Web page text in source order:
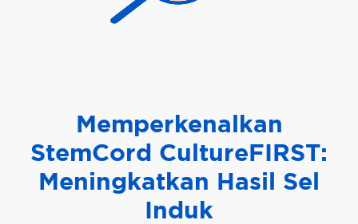
Memperkenalkan
StemCord CultureFIRST:
Meningkatkan Hasil Sel
Induk